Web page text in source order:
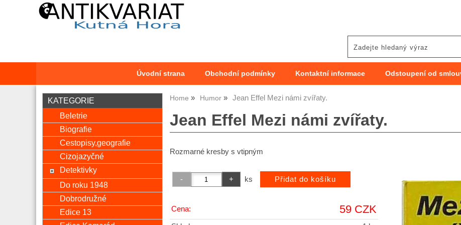
Úvodní strana Obchodní podmínky Kontaktní informace Odstoupení od
Home Humor Jean Effel Mezi námi zvířaty.
Jean Effel Mezi námi zvířaty.
Rozmarné kresby s vtipným
ks
Cena: 59 CZK
KATEGORIE
Beletrie
Biografie
Cestopisy,geografie
Cizojazyčné
Detektivky
Do roku 1948
Dobrodružné
Edice 13